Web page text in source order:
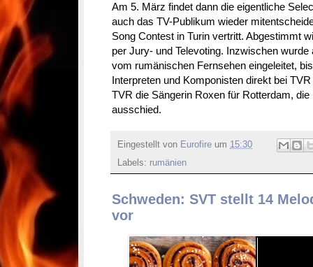
Am 5. März findet dann die eigentliche
auch das TV-Publikum wieder
Song Contest in Turin vertritt. Abgestimmt
per Jury- und Televoting. Inzwischen
vom rumänischen Fernsehen eingeleitet,
Interpreten und Komponisten direkt bei
TVR die Sängerin Roxen für Rotterdam, die
ausschied.
Eingestellt von Eurofire um 15:30
Labels: rumänien
Schweden: SVT stellt 14
vor